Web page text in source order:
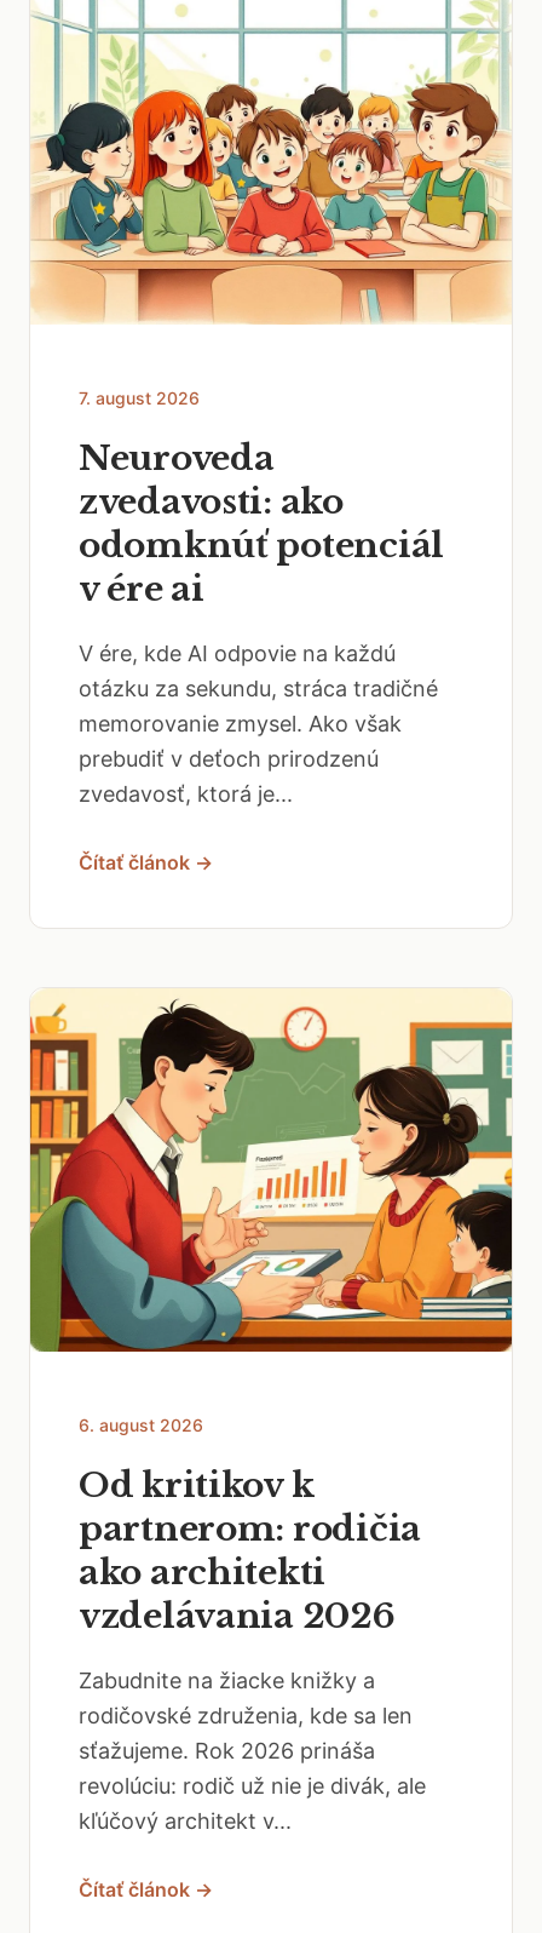
7. august 2026
Neuroveda
zvedavosti: ako
odomknúť potenciál
v ére ai
V ére, kde AI odpovie na každú
otázku za sekundu, stráca tradičné
memorovanie zmysel. Ako však
prebudiť v deťoch prirodzenú
zvedavosť, ktorá je...
Čítať článok →
6. august 2026
Od kritikov k
partnerom: rodičia
ako architekti
vzdelávania 2026
Zabudnite na žiacke knižky a
rodičovské združenia, kde sa len
sťažujeme. Rok 2026 prináša
revolúciu: rodič už nie je divák, ale
kľúčový architekt v...
Čítať článok →